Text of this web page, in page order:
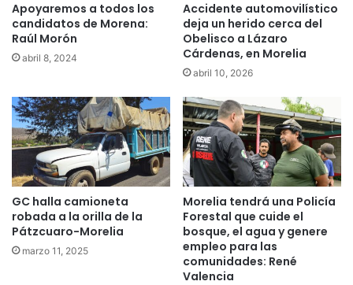
Apoyaremos a todos los
candidatos de Morena:
Raúl Morón
abril 8, 2024
Accidente automovilístico
deja un herido cerca del
Obelisco a Lázaro
Cárdenas, en Morelia
abril 10, 2026
GC halla camioneta
robada a la orilla de la
Pátzcuaro-Morelia
marzo 11, 2025
Morelia tendrá una Policía
Forestal que cuide el
bosque, el agua y genere
empleo para las
comunidades: René
Valencia